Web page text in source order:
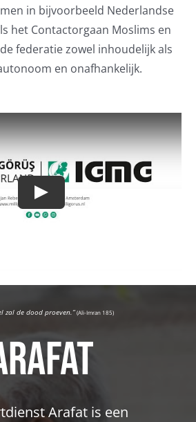
in bijvoorbeeld Nederlandse
het Contactorgaan Moslims en
federatie zowel inhoudelijk als
en onafhankelijk.
Play
zal de dood proeven.” (Ali-Imran 185)
Arafat is een